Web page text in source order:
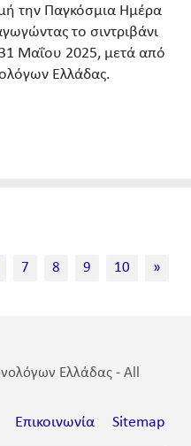
την Παγκόσμια Ημέρα
το σιντριβάνι
Μαΐου 2025, μετά από
Ελλάδας.
7 8 9 10 »
Ελλάδας - All
Επικοινωνία Sitemap